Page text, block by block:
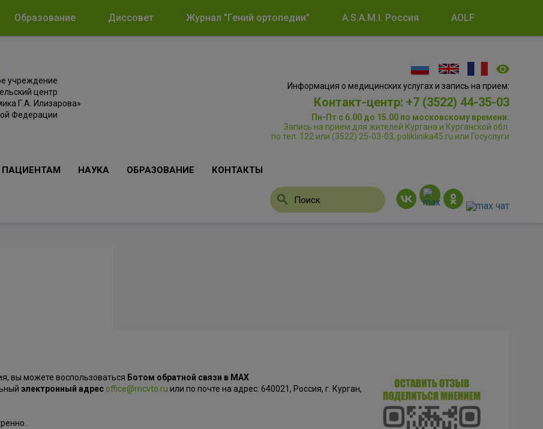
Образование Диссовет Журнал "Гений ортопедии" A.S.A.M.I. Россия AOLF
учреждение
центр
Г.А. Илизарова»
Федерации
Информация о медицинских услугах и запись на прием:
Контакт-центр: +7 (3522) 44-35-03
Пн-Пт с 6.00 до 15.00 по московскому времени.
Запись на прием для жителей Кургана и Курганской обл.
по тел: 122 или (3522) 25-03-03, poliklinika45.ru или Госуслуги
ПАЦИЕНТАМ НАУКА ОБРАЗОВАНИЕ КОНТАКТЫ
вы можете воспользоваться Ботом обратной связи в MAX
электронный адрес office@rncvto.ru или по почте на адрес: 640021, Россия, г. Курган,